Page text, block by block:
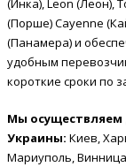
(Порше) Cayenne
(Панамера) и
удобным
короткие сроки по
Мы осуществляем
Украины: Киев,
Мариуполь,